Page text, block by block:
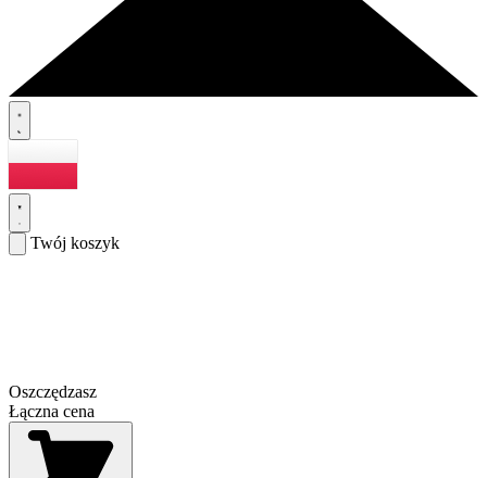
Twój koszyk
Oszczędzasz
Łączna cena